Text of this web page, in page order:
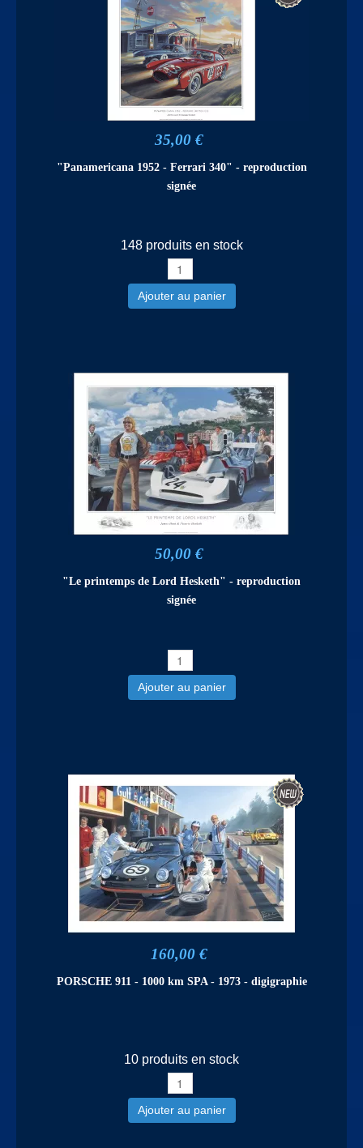
35,00 €
"Panamericana 1952 - Ferrari 340" - reproduction
signée
148 produits en stock
Ajouter au panier
50,00 €
"Le printemps de Lord Hesketh" - reproduction
signée
Ajouter au panier
160,00 €
PORSCHE 911 - 1000 km SPA - 1973 - digigraphie
10 produits en stock
Ajouter au panier